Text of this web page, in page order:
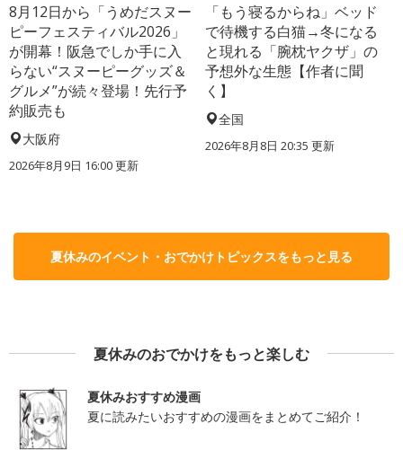
8月12日から「うめだスヌー
ピーフェスティバル2026」
が開幕！阪急でしか手に入
らない“スヌーピーグッズ＆
グルメ”が続々登場！先行予
約販売も
大阪府
2026年8月9日 16:00更新
「もう寝るからね」ベッド
で待機する白猫→冬になる
と現れる「腕枕ヤクザ」の
予想外な生態【作者に聞
く】
全国
2026年8月8日 20:35 更新
夏休みのイベント・おでかけトピックスをもっと見る
夏休みのおでかけをもっと楽しむ
夏休みおすすめ漫画
夏に読みたいおすすめの漫画をまとめてご紹介！